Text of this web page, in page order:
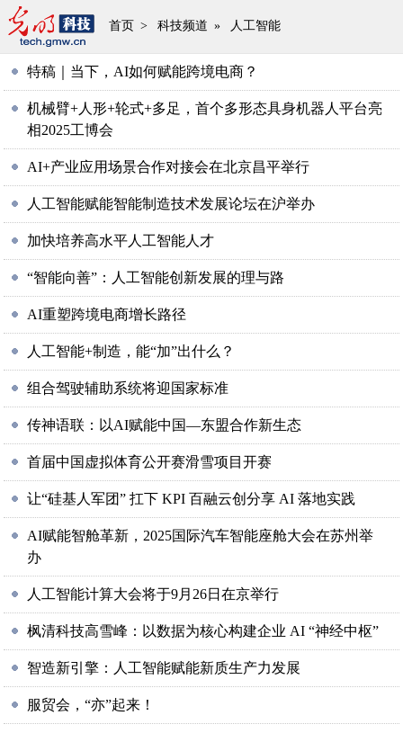
首页 > 科技频道 » 人工智能
特稿｜当下，AI如何赋能跨境电商？
机械臂+人形+轮式+多足，首个多形态具身机器人平台亮
相2025工博会
AI+产业应用场景合作对接会在北京昌平举行
人工智能赋能智能制造技术发展论坛在沪举办
加快培养高水平人工智能人才
“智能向善”：人工智能创新发展的理与路
AI重塑跨境电商增长路径
人工智能+制造，能“加”出什么？
组合驾驶辅助系统将迎国家标准
传神语联：以AI赋能中国—东盟合作新生态
首届中国虚拟体育公开赛滑雪项目开赛
让“硅基人军团” 扛下 KPI 百融云创分享 AI 落地实践
AI赋能智舱革新，2025国际汽车智能座舱大会在苏州举
办
人工智能计算大会将于9月26日在京举行
枫清科技高雪峰：以数据为核心构建企业 AI “神经中枢”
智造新引擎：人工智能赋能新质生产力发展
服贸会，“亦”起来！